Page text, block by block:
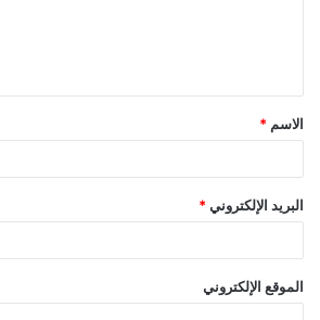
ق
*
الاسم *
البريد الإلكتروني *
الموقع الإلكتروني